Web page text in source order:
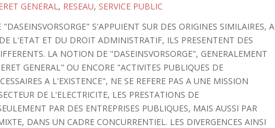
GENERAL, RESEAU, SERVICE PUBLIC
S'APPUIENT SUR DES ORIGINES SIMILAIRES, A
L'ETAT ET DU DROIT ADMINISTRATIF, ILS PRESENTENT DES
LA NOTION DE "DASEINSVORSORGE", GENERALEMENT
GENERAL" OU ENCORE "ACTIVITES PUBLIQUES DE
A L'EXISTENCE", NE SE REFERE PAS A UNE MISSION
DE L'ELECTRICITE, LES PRESTATIONS DE
PAR DES ENTREPRISES PUBLIQUES, MAIS AUSSI PAR
DANS UN CADRE CONCURRENTIEL. LES DIVERGENCES AINSI